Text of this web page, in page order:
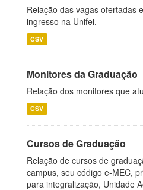
Relação das vagas ofertadas
ingresso na Unifei.
CSV
Monitores da Graduação
Relação dos monitores que
CSV
Cursos de Graduação
Relação de cursos de
campus, seu código e-MEC,
para integralização, Unidade